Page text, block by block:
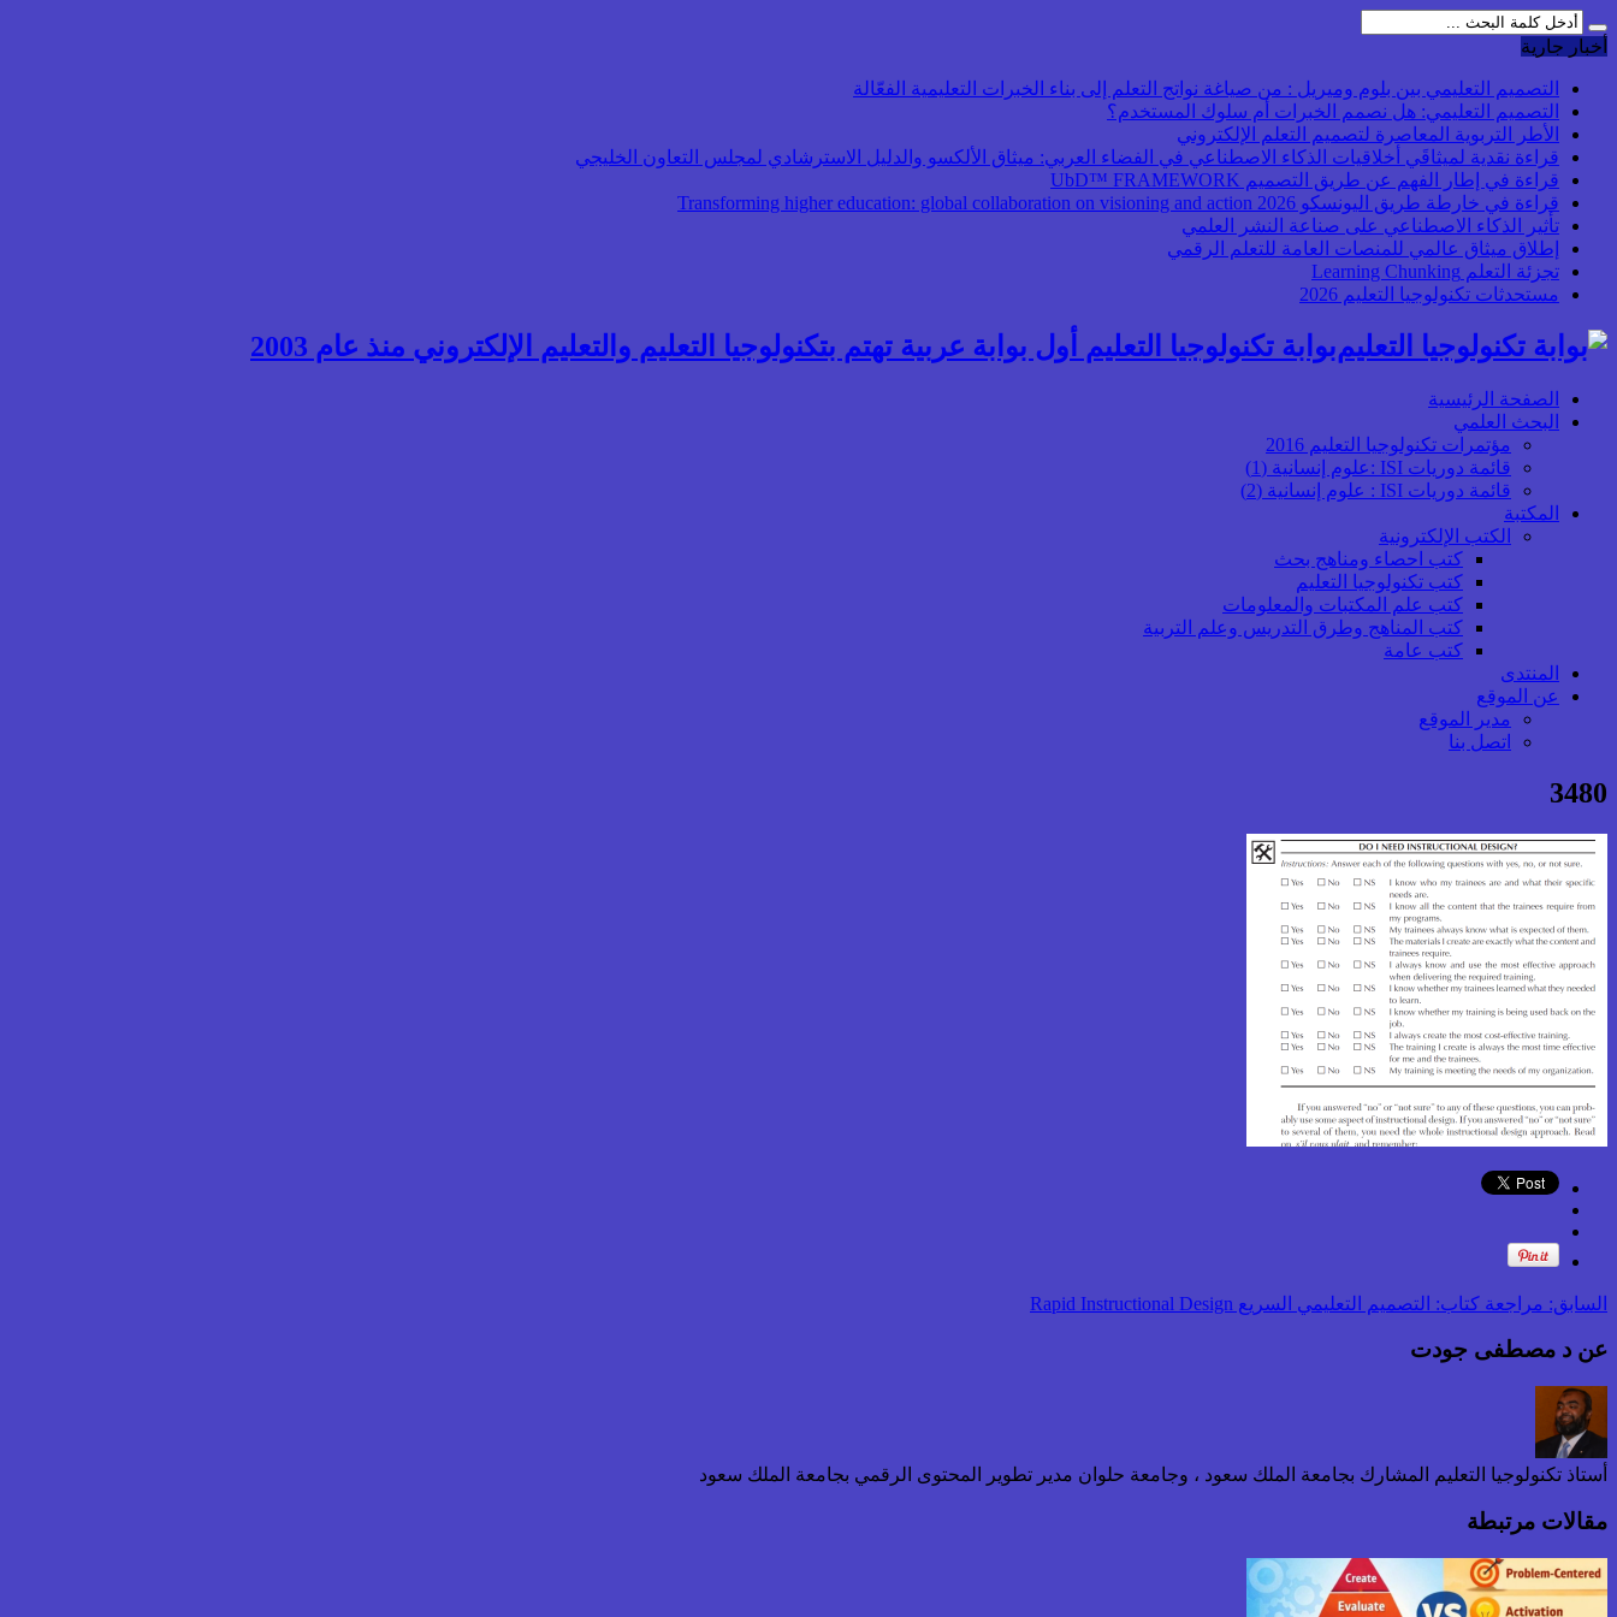
أخبار جارية
التصميم التعليمي بين بلوم وميريل : من صياغة نواتج التعلم إلى بناء الخبرات التعليمية الفعّالة
التصميم التعليمي: هل نصمم الخبرات أم سلوك المستخدم؟
الأطر التربوية المعاصرة لتصميم التعلم الإلكتروني
قراءة نقدية لميثاقَي أخلاقيات الذكاء الاصطناعي في الفضاء العربي: ميثاق الألكسو والدليل الاسترشادي لمجلس التعاون الخليجي
قراءة في إطار الفهم عن طريق التصميم UbD™ FRAMEWORK
قراءة في خارطة طريق اليونسكو 2026 Transforming higher education: global collaboration on visioning and action
تأثير الذكاء الاصطناعي على صناعة النشر العلمي
إطلاق ميثاق عالمي للمنصات العامة للتعلم الرقمي
تجزئة التعلم Learning Chunking
مستحدثات تكنولوجيا التعليم 2026
بوابة تكنولوجيا التعليم أول بوابة عربية تهتم بتكنولوجيا التعليم والتعليم الإلكتروني منذ عام 2003
الصفحة الرئيسية
البحث العلمي
مؤتمرات تكنولوجيا التعليم 2016
قائمة دوريات ISI :علوم إنسانية (1)
قائمة دوريات ISI : علوم إنسانية (2)
المكتبة
الكتب الإلكترونية
كتب احصاء ومناهج بحث
كتب تكنولوجيا التعليم
كتب علم المكتبات والمعلومات
كتب المناهج وطرق التدريس وعلم التربية
كتب عامة
المنتدى
عن الموقع
مدير الموقع
اتصل بنا
3480
السابق: مراجعة كتاب: التصميم التعليمي السريع Rapid Instructional Design
عن د مصطفى جودت
أستاذ تكنولوجيا التعليم المشارك بجامعة الملك سعود ، وجامعة حلوان مدير تطوير المحتوى الرقمي بجامعة الملك سعود
مقالات مرتبطة